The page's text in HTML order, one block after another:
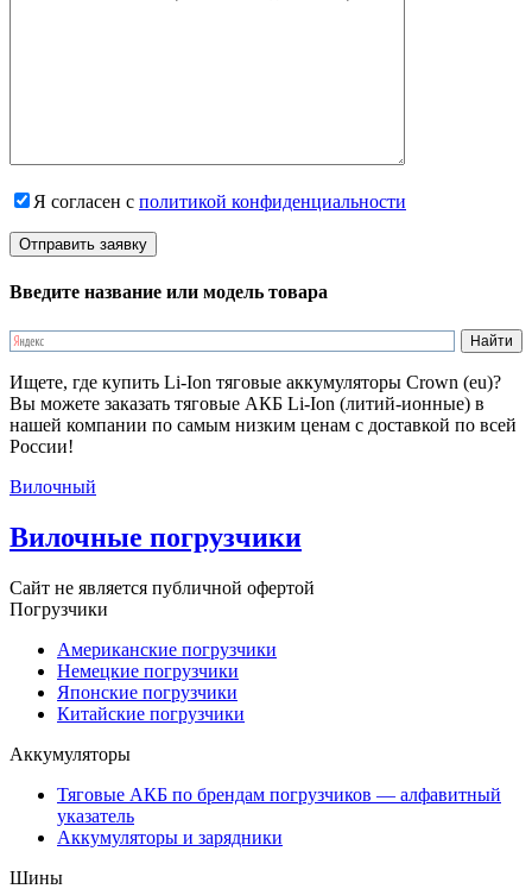
Я согласен с политикой конфиденциальности
Введите название или модель товара
Ищете, где купить Li-Ion тяговые аккумуляторы Crown (eu)?
Вы можете заказать тяговые АКБ Li-Ion (литий-ионные) в
нашей компании по самым низким ценам с доставкой по всей
России!
Вилочный
Вилочные погрузчики
Сайт не является публичной офертой
Погрузчики
Американские погрузчики
Немецкие погрузчики
Японские погрузчики
Китайские погрузчики
Аккумуляторы
Тяговые АКБ по брендам погрузчиков — алфавитный
указатель
Аккумуляторы и зарядники
Шины